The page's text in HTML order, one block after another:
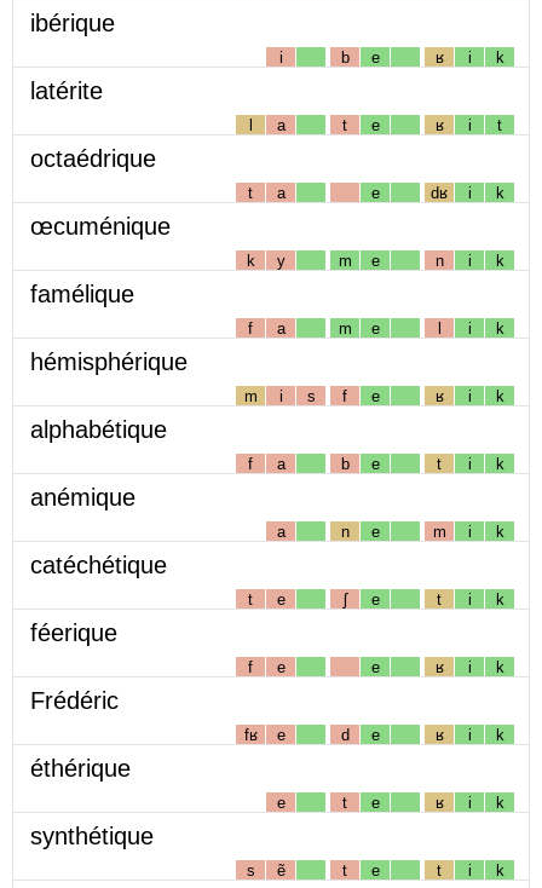
ibérique
i b e ʁ i k
latérite
l a t e ʁ i t
octaédrique
t a e dʁ i k
œcuménique
k y m e n i k
famélique
f a m e l i k
hémisphérique
m i s f e ʁ i k
alphabétique
f a b e t i k
anémique
a n e m i k
catéchétique
t e ʃ e t i k
féerique
f e e ʁ i k
Frédéric
fʁ e d e ʁ i k
éthérique
e t e ʁ i k
synthétique
s ẽ t e t i k